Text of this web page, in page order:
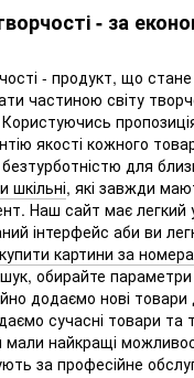
- за
- продукт, що стане
частиною світу
якості кожного
для
шкільні, які завжди
Наш сайт має легкий
інтерфейс аби ви
купити картини за
обирайте параметри
додаємо нові
сучасні товари та
найкращі
за професійне